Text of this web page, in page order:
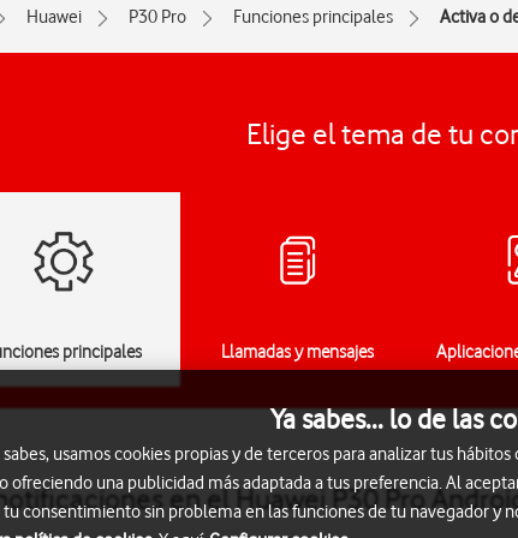
Huawei P30 Pro Funciones principales Activa o
Elige el tema de tu
principales Llamadas y mensajes
en el Huawei P30 Pro
Ya sabes... lo de las
usamos cookies propias y de terceros para analizar tus
ofreciendo una publicidad más adaptada a tus preferencia. Al
consentimiento sin problema en las funciones de tu navegador y